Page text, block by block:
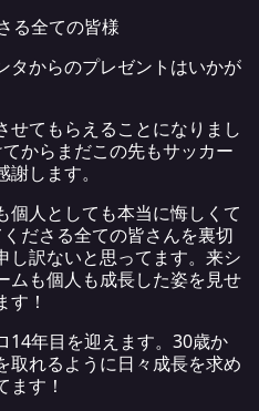
る全ての皆様
タからのプレゼントはいかが
せてもらえることになりまし
からまだこの先もサッカー
します。
個人としても本当に悔しくて
ださる全ての皆さんを裏切
し訳ないと思ってます。来シ
ムも個人も成長した姿を見せ
す！
14年目を迎えます。30歳か
取れるように日々成長を求め
す！